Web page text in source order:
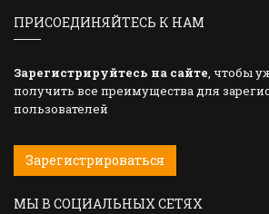
ПРИСОЕДИНЯЙТЕСЬ К НАМ
Зарегистрируйтесь на сайте, чтобы
получить все преимущества для
пользователей
Зарегистрироваться
МЫ В СОЦИАЛЬНЫХ СЕТЯХ